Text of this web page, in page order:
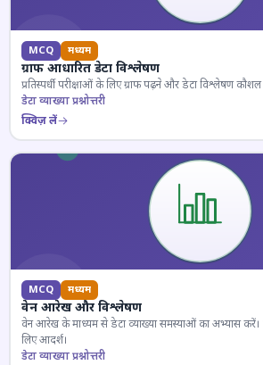
MCQ मध्यम
ग्राफ आधारित डेटा विश्लेषण
प्रतिस्पर्धी परीक्षाओं के लिए ग्राफ पढ़ने और डेटा विश्लेषण
डेटा व्याख्या प्रश्नोत्तरी
क्विज़ लें
MCQ मध्यम
वेन आरेख और विश्लेषण
वेन आरेख के माध्यम से डेटा व्याख्या समस्याओं का अभ्यास करें।
लिए आदर्श।
डेटा व्याख्या प्रश्नोत्तरी